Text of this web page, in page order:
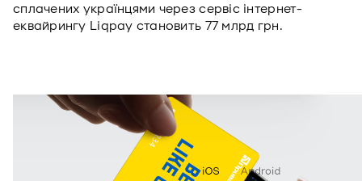
сплачених українцями через сервіс інтернет-
еквайрингу Liqpay становить 77 млрд грн.